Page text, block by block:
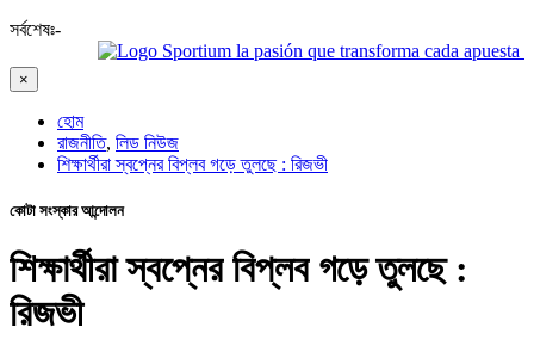
সর্বশেষঃ-
Sportium la pasión que transforma cada apuesta en
×
হোম
রাজনীতি, লিড নিউজ
শিক্ষার্থীরা স্বপ্নের বিপ্লব গড়ে তুলছে : রিজভী
কোটা সংস্কার আন্দোলন
শিক্ষার্থীরা স্বপ্নের বিপ্লব গড়ে তুলছে :
রিজভী